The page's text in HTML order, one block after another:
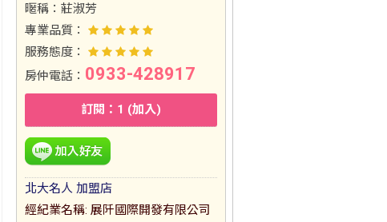
暱稱： 莊淑芳
專業品質：
服務態度：
房仲電話： 0933-428917
訂閱：1 (加入)
北大名人 加盟店
經紀業名稱: 展阡國際開發有限公司